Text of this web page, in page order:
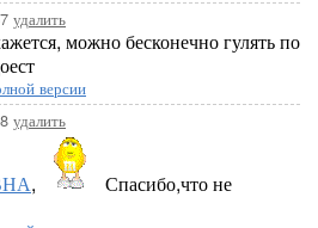
удалить
можно бесконечно гулять по
версии
удалить
,
Спасибо,что не